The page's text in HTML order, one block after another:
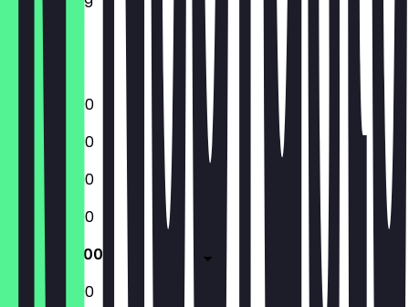
Freitag
Sonntag
12:00 - 22:00
12:00 - 22:00
12:00 - 22:00
12:00 - 22:00
12:00 - 22:00
12:00 - 22:00